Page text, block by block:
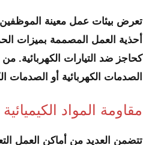
تعرض بيئات عمل معينة الموظفين
أحذية العمل المصممة بميزات
كحاجز ضد التيارات الكهربائية.
الصدمات الكهربائية أو الصدمات
مقاومة المواد
تتضمن العديد من أماكن العمل